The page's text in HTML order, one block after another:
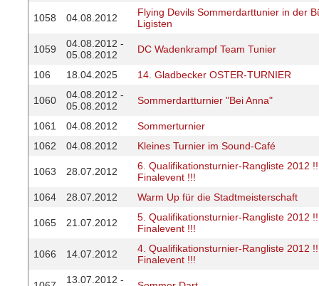
1058 04.08.2012
Flying Devils Sommerdarttunier in der
Ligisten
1059
04.08.2012 -
05.08.2012
DC Wadenkrampf Team Tunier
106 18.04.2025 14. Gladbecker OSTER-TURNIER
1060
04.08.2012 -
05.08.2012
Sommerdartturnier "Bei Anna"
1061 04.08.2012
Sommerturnier
1062
04.08.2012 Kleines Turnier im Sound-Café
1063 28.07.2012
6. Qualifikationsturnier-Rangliste 2012
Finalevent !!!
1064
28.07.2012 Warm Up für die Stadtmeisterschaft
1065 21.07.2012
5. Qualifikationsturnier-Rangliste 2012
Finalevent !!!
1066 14.07.2012
4. Qualifikationsturnier-Rangliste 2012
Finalevent !!!
13.07.2012 -